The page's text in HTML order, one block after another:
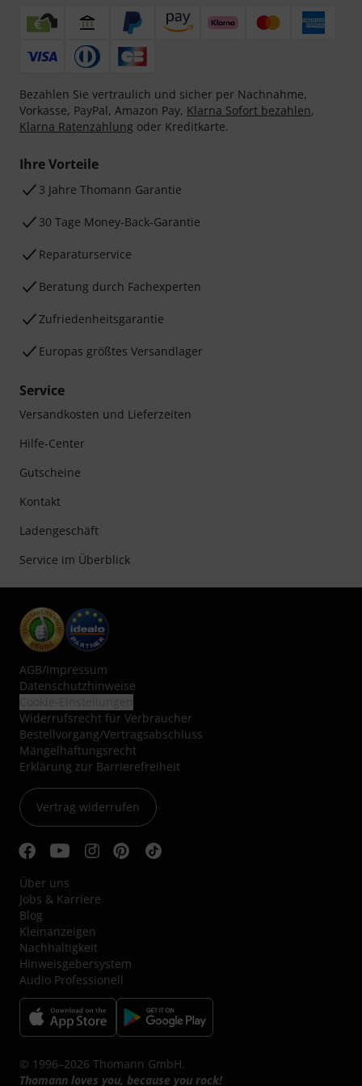
Bezahlen Sie vertraulich und sicher per Nachnahme,
Vorkasse, PayPal, Amazon Pay, Klarna Sofort bezahlen,
Klarna Ratenzahlung oder Kreditkarte.
Ihre Vorteile
3 Jahre Thomann Garantie
30 Tage Money-Back-Garantie
Reparaturservice
Beratung durch Fachexperten
Zufriedenheitsgarantie
Europas größtes Versandlager
Service
Versandkosten und Lieferzeiten
Hilfe-Center
Gutscheine
Kontakt
Ladengeschäft
Service im Überblick
AGB/Impressum
Datenschutzhinweise
Widerrufsrecht für Verbraucher
Bestellvorgang/Vertragsabschluss
Mängelhaftungsrecht
Erklärung zur Barrierefreiheit
Vertrag widerrufen
Über uns
Jobs & Karriere
Blog
Kleinanzeigen
Nachhaltigkeit
Hinweisgebersystem
Audio Professionell
© 1996–2026 Thomann GmbH.
Thomann loves you, because you rock!